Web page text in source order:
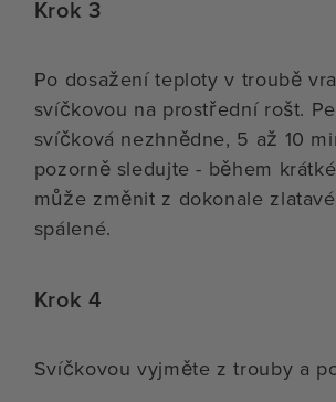
Krok 3
Po dosažení teploty v troubě
svíčkovou na prostřední rošt.
svíčková nezhnědne, 5 až 10
pozorně sledujte - během
může změnit z dokonale
spálené.
Krok 4
Svíčkovou vyjměte z trouby a